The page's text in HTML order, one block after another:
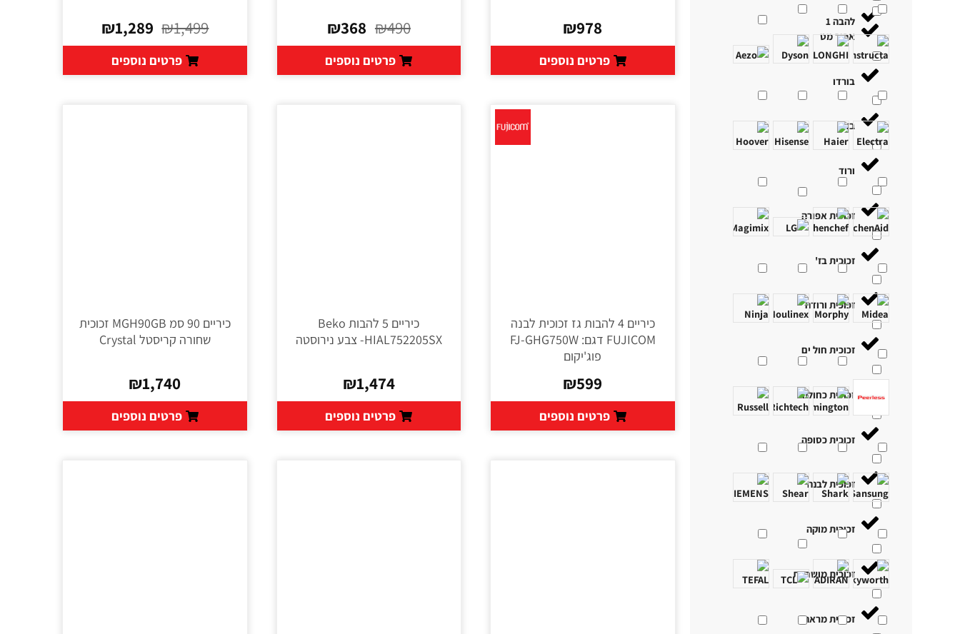
להבה 1
אפור מט
בורדו
בז׳
ורוד
זכוכית אפורה
זכוכית בז'
זכוכית ורודה
זכוכית חול ים
זכוכית כחולה
זכוכית כסופה
זכוכית לבנה
זכוכית מוקה
זכוכית מושחרת
זכוכית מראה
₪978
פרטים נוספים
₪490
₪368
פרטים נוספים
₪1,499
₪1,289
פרטים נוספים
כיריים 4 להבות גז זכוכית לבנה
FUJICOM דגם: FJ-GHG750W
פוג'יקום
₪599
פרטים נוספים
כיריים 5 להבות Beko
HIAL752205SX- צבע נירוסטה
₪1,474
פרטים נוספים
כיריים 90 סמ MGH90GB זכוכית
שחורה קריסטל Crystal
₪1,740
פרטים נוספים